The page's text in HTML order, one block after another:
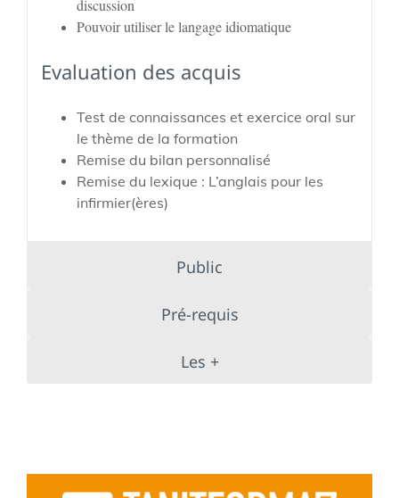
discussion
Pouvoir utiliser le langage idiomatique
Evaluation des acquis
Test de connaissances et exercice oral sur
le thème de la formation
Remise du bilan personnalisé
Remise du lexique : L’anglais pour les
infirmier(ères)
Public
Pré-requis
Les +